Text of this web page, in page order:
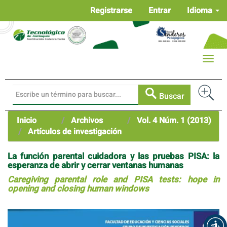
Contenido
principal
Idioma
Registrarse Entrar
Buscar
Toggle
Inicio Archivos
Vol. 4 Núm. 1 (2013)
Artículos de investigación
La función parental cuidadora y las pruebas PISA: la
esperanza de abrir y cerrar ventanas humanas
Caregiving parental role and PISA tests: hope in
opening and closing human windows
Barra